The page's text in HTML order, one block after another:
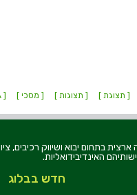
[ תצוגת ] [ תצוגות ] [ מסכי ] [ MIKROELEKTRONIKA ]
בע"מ, הוקמה בשנת 1979, הינה מובילה
האינדיבידואליות.
חדש בבלוג